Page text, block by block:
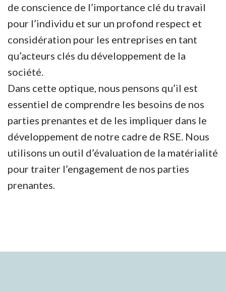
de conscience de l’importance clé du travail
pour l’individu et sur un profond respect et
considération pour les entreprises en tant
qu’acteurs clés du développement de la
société.
Dans cette optique, nous pensons qu’il est
essentiel de comprendre les besoins de nos
parties prenantes et de les impliquer dans le
développement de notre cadre de RSE. Nous
utilisons un outil d’évaluation de la matérialité
pour traiter l’engagement de nos parties
prenantes.